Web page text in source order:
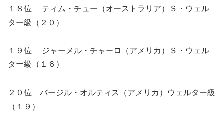
１８位 ティム・チュー（オーストラリア）Ｓ・ウェル
ター級（２０）
１９位 ジャーメル・チャーロ（アメリカ）Ｓ・ウェル
ター級（１６）
２０位 バージル・オルティス（アメリカ）ウェルター級
（１９）